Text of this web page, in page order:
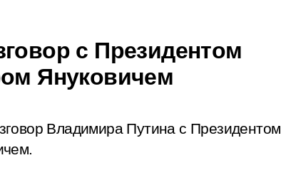
с Президентом
Януковичем
Владимира Путина с Президентом